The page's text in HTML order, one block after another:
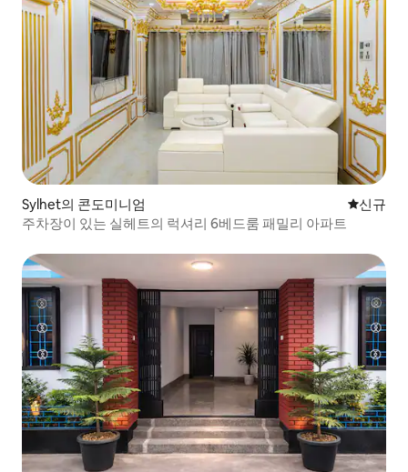
Sylhet의 콘도미니엄 신규 숙소
신규
주차장이 있는 실헤트의 럭셔리 6베드룸 패밀리 아파트